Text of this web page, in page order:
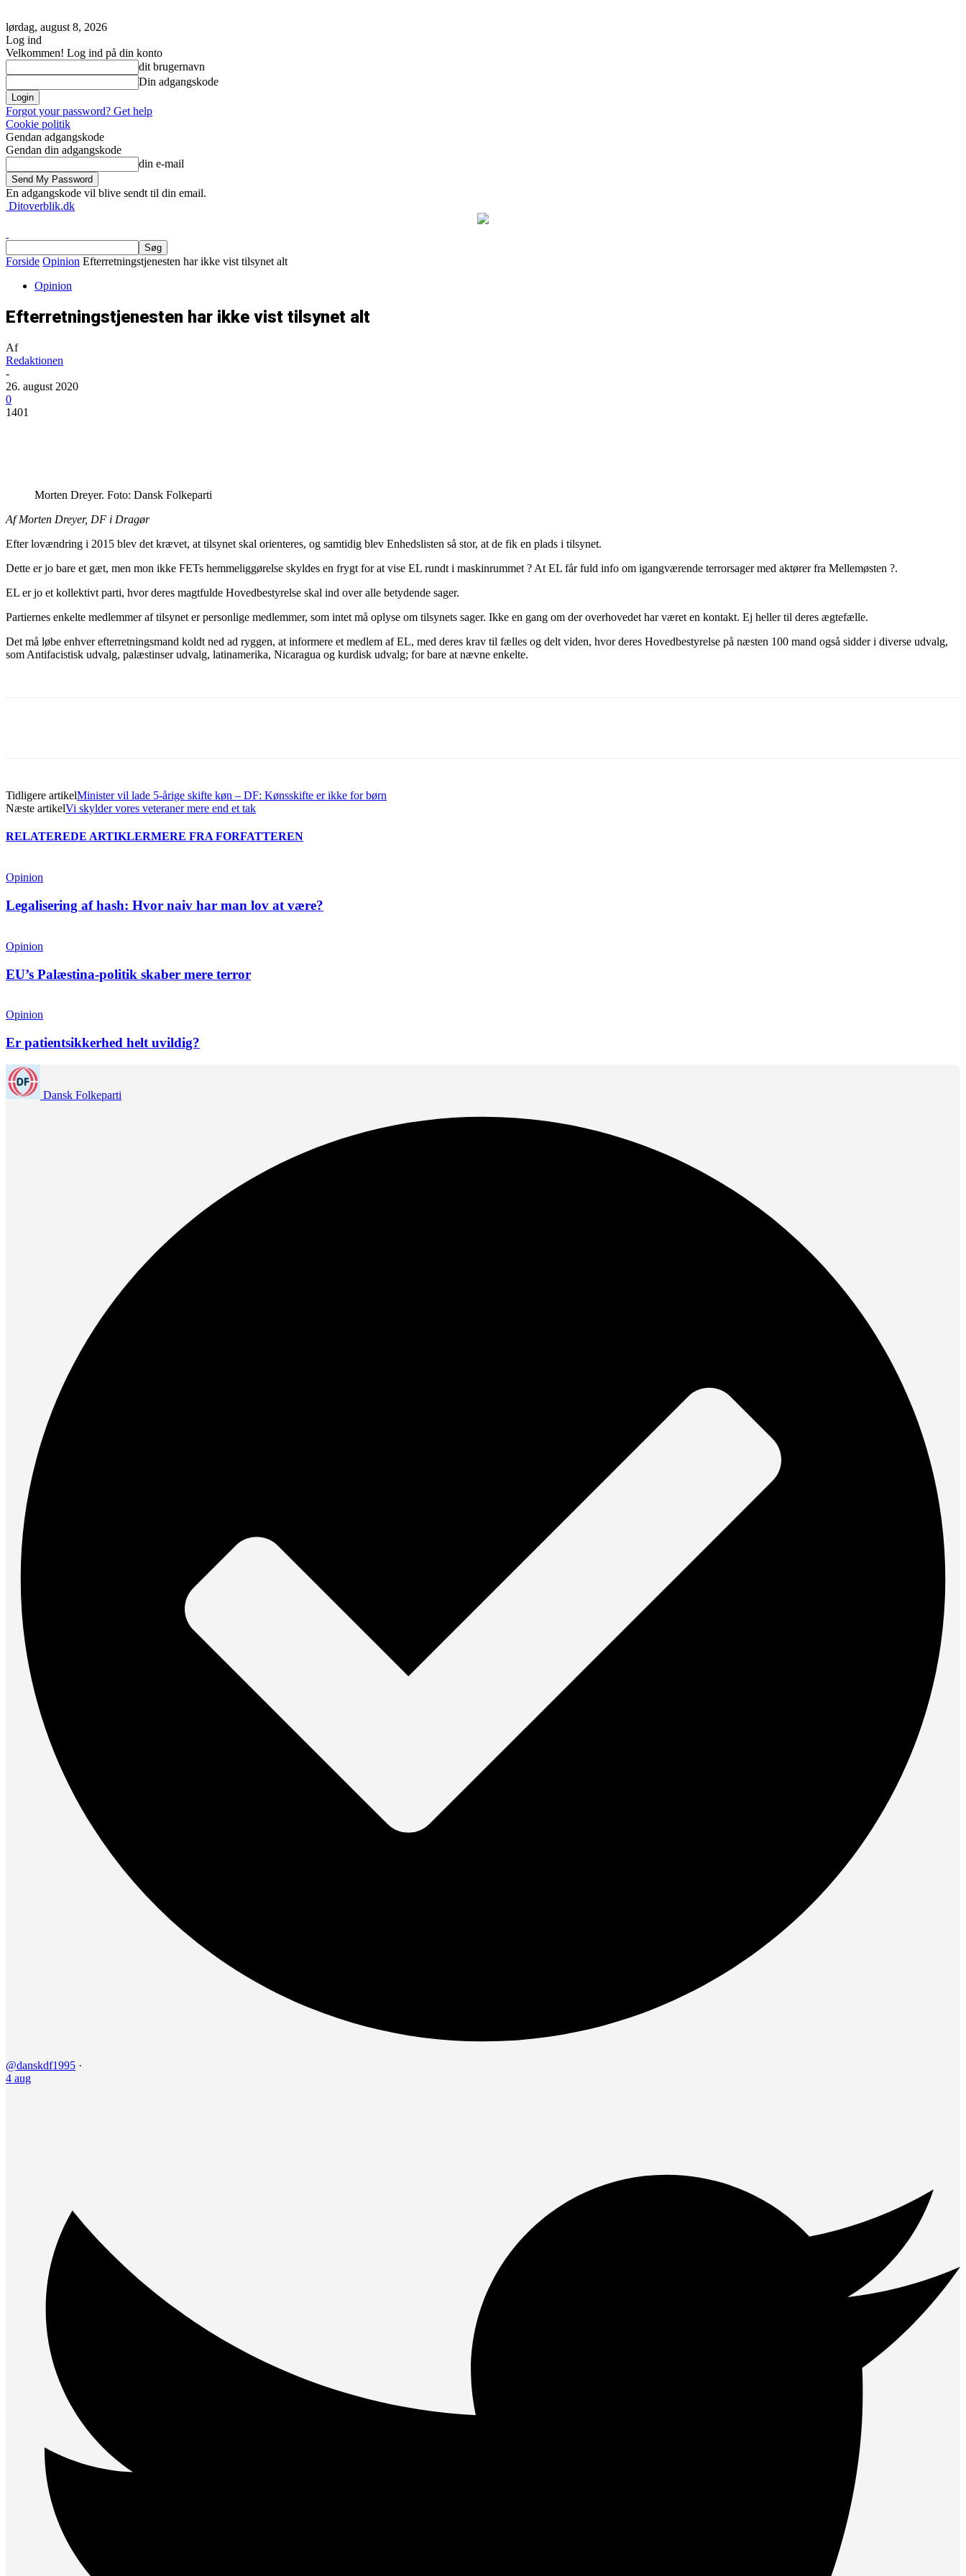
lørdag, august 8, 2026
Log ind
Velkommen! Log ind på din konto
dit brugernavn
Din adgangskode
Forgot your password? Get help
Cookie politik
Gendan adgangskode
Gendan din adgangskode
din e-mail
En adgangskode vil blive sendt til din email.
Ditoverblik.dk
Forside Opinion Efterretningstjenesten har ikke vist tilsynet alt
Opinion
Efterretningstjenesten har ikke vist tilsynet alt
Af
Redaktionen
-
26. august 2020
0
1401
Morten Dreyer. Foto: Dansk Folkeparti
Af Morten Dreyer, DF i Dragør
Efter lovændring i 2015 blev det krævet, at tilsynet skal orienteres, og samtidig blev Enhedslisten så stor, at de fik en plads i tilsynet.
Dette er jo bare et gæt, men mon ikke FETs hemmeliggørelse skyldes en frygt for at vise EL rundt i maskinrummet ? At EL får fuld info om igangværende terrorsager med aktører fra Mellemøsten ?.
EL er jo et kollektivt parti, hvor deres magtfulde Hovedbestyrelse skal ind over alle betydende sager.
Partiernes enkelte medlemmer af tilsynet er personlige medlemmer, som intet må oplyse om tilsynets sager. Ikke en gang om der overhovedet har været en kontakt. Ej heller til deres ægtefælle.
Det må løbe enhver efterretningsmand koldt ned ad ryggen, at informere et medlem af EL, med deres krav til fælles og delt viden, hvor deres Hovedbestyrelse på næsten 100 mand også sidder i diverse udvalg,
som Antifacistisk udvalg, palæstinser udvalg, latinamerika, Nicaragua og kurdisk udvalg; for bare at nævne enkelte.
Tidligere artikelMinister vil lade 5-årige skifte køn – DF: Kønsskifte er ikke for børn
Næste artikelVi skylder vores veteraner mere end et tak
RELATEREDE ARTIKLERMERE FRA FORFATTEREN
Opinion
Legalisering af hash: Hvor naiv har man lov at være?
Opinion
EU’s Palæstina-politik skaber mere terror
Opinion
Er patientsikkerhed helt uvildig?
Dansk Folkeparti
@danskdf1995 ·
4 aug